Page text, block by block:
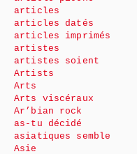
articles
articles datés
articles imprimés
artistes
artistes soient
Artists
Arts
Arts viscéraux
Ar’bian rock
as-tu décidé
asiatiques semble
Asie